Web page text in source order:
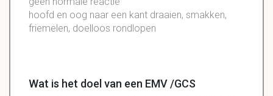
hoofd en oog naar een kant draaien, smakken,
friemelen, doelloos rondlopen
Wat is het doel van een EMV /GCS